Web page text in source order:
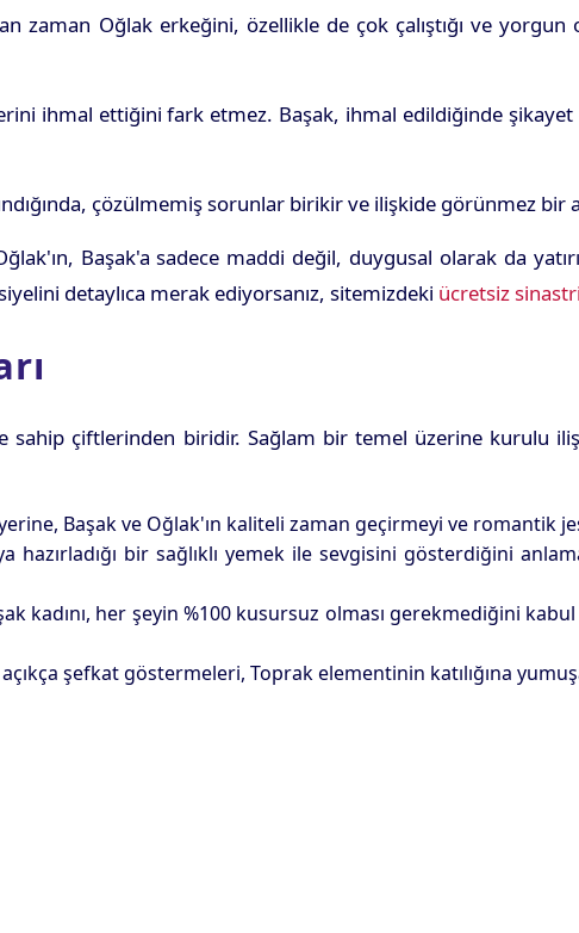
zaman Oğlak erkeğini, özellikle de çok çalıştığı ve
ihmal ettiğini fark etmez. Başak, ihmal edildiğinde
çözülmemiş sorunlar birikir ve ilişkide görünmez bir
Başak'a sadece maddi değil, duygusal olarak da
detaylıca merak ediyorsanız, sitemizdeki ücretsiz
sahip çiftlerinden biridir. Sağlam bir temel üzerine kurulu
Başak ve Oğlak'ın kaliteli zaman geçirmeyi ve romantik
bir sağlıklı yemek ile sevgisini gösterdiğini
kadını, her şeyin %100 kusursuz olması gerekmediğini
şefkat göstermeleri, Toprak elementinin katılığına